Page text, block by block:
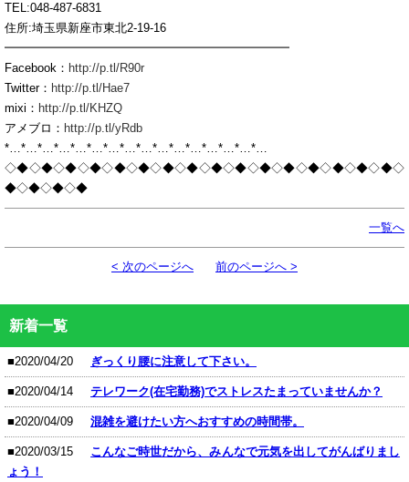
TEL:048-487-6831
住所:埼玉県新座市東北2-19-16
━━━━━━━━━━━━━━━━━━━━━━━━
Facebook： http://p.tl/R90r
Twitter： http://p.tl/Hae7
mixi： http://p.tl/KHZQ
アメブロ： http://p.tl/yRdb
*…*…*…*…*…*…*…*…*…*…*…*…*…*…*…*…
◇◆◇◆◇◆◇◆◇◆◇◆◇◆◇◆◇◆◇◆◇◆◇◆◇◆◇◆◇◆◇◆◇
◆◇◆◇◆◇◆
一覧へ
< 次のページへ 前のページへ >
新着一覧
■2020/04/20 ぎっくり腰に注意して下さい。
■2020/04/14 テレワーク(在宅勤務)でストレスたまっていませんか？
■2020/04/09 混雑を避けたい方へおすすめの時間帯。
■2020/03/15
こんなご時世だから、みんなで元気を出してがんばりまし
ょう！